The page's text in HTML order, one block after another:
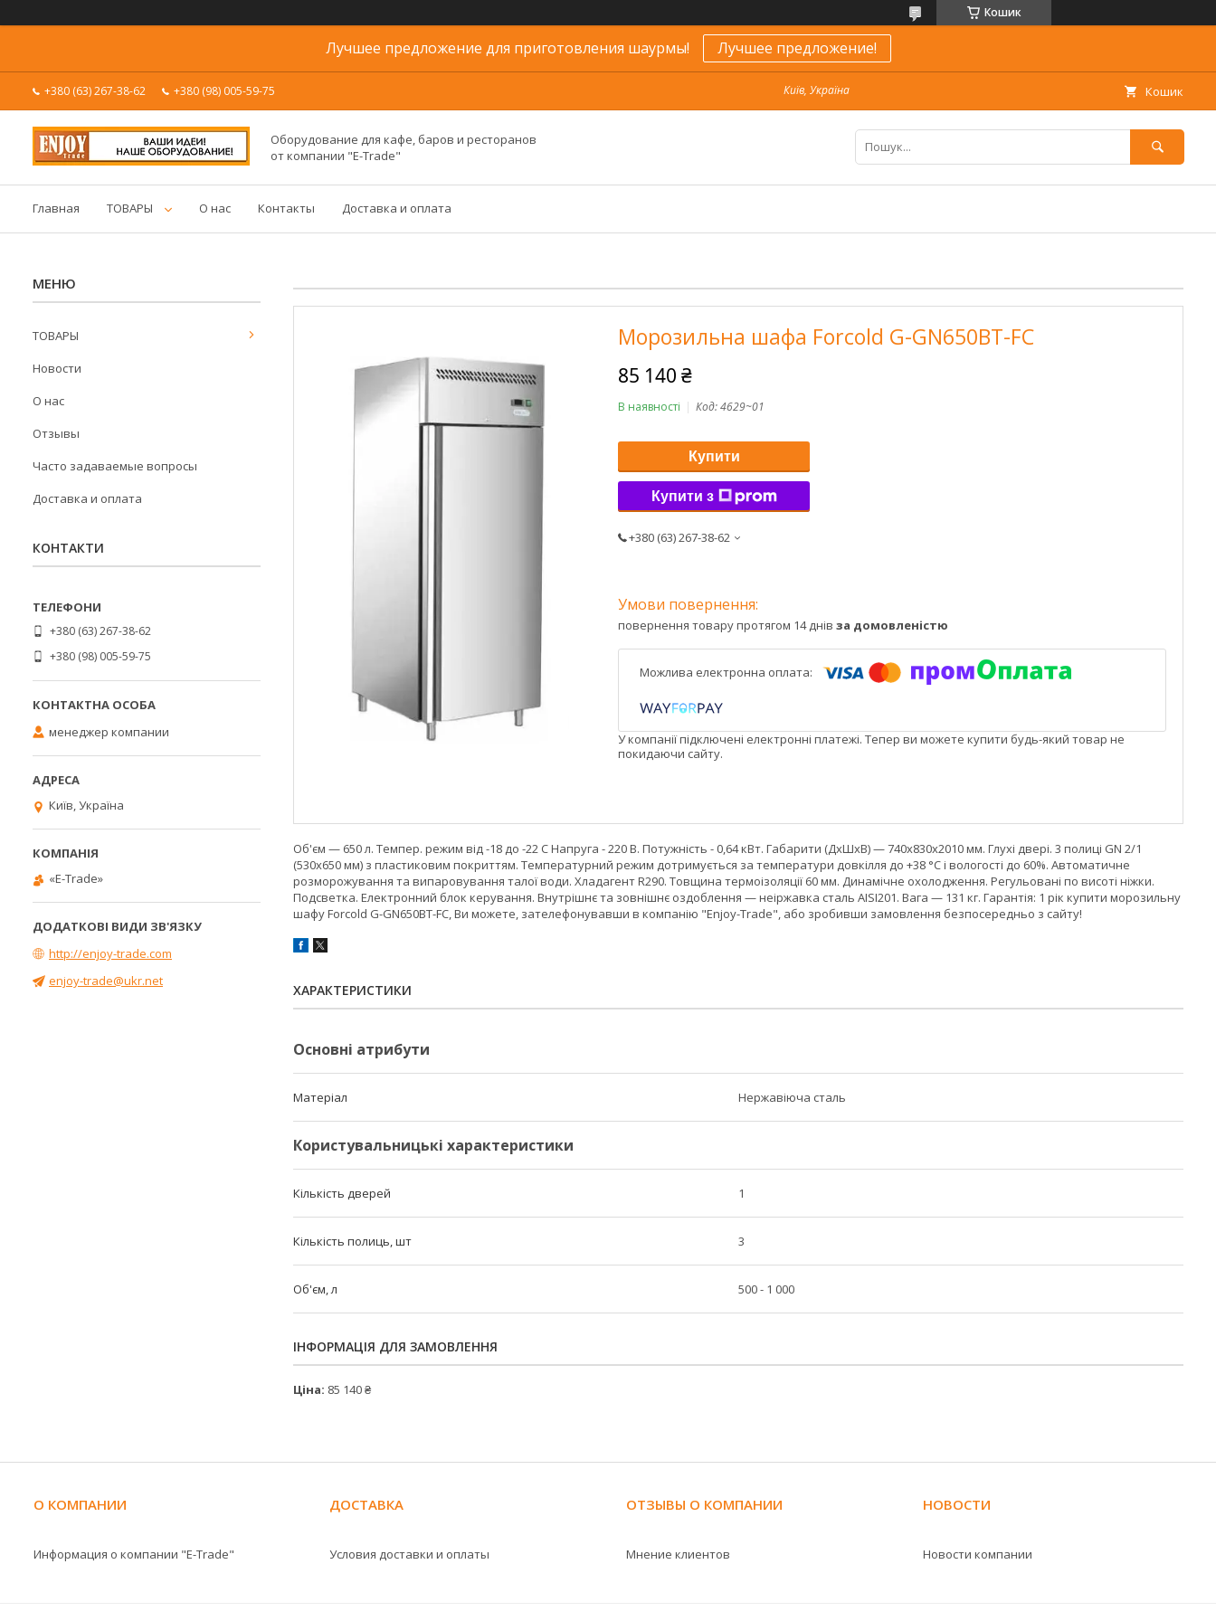
Кошик
Лучшее предложение для приготовления шаурмы! Лучшее предложение!
+380 (63) 267-38-62 +380 (98) 005-59-75 Київ, Україна Кошик
Оборудование для кафе, баров и ресторанов
от компании "E-Trade"
Главная ТОВАРЫ О нас Контакты Доставка и оплата
Морозильна шафа Forcold G-GN650BT-FC
85 140 ₴
В наявності Код:4629~01
Купити
Купити з
+380 (63) 267-38-62
повернення товару протягом 14 днів за домовленістю
У компанії підключені електронні платежі. Тепер ви можете купити будь-який товар не
покидаючи сайту.
Об'єм — 650 л. Темпер. режим від -18 до -22 C Напруга - 220 В. Потужність - 0,64 кВт. Габарити (ДхШхВ) — 740x830x2010 мм. Глухі двері. 3 полиці GN 2/1
(530х650 мм) з пластиковим покриттям. Температурний режим дотримується за температури довкілля до +38 °C і вологості до 60%. Автоматичне
розморожування та випаровування талої води. Хладагент R290. Товщина термоізоляції 60 мм. Динамічне охолодження. Регульовані по висоті ніжки.
Подсветка. Електронний блок керування. Внутрішнє та зовнішнє оздоблення — неіржавка сталь AISI201. Вага — 131 кг. Гарантія: 1 рік купити морозильну
шафу Forcold G-GN650BT-FC, Ви можете, зателефонувавши в компанію "Enjoy-Trade", або зробивши замовлення безпосередньо з сайту!
ХАРАКТЕРИСТИКИ
Основні атрибути
Матеріал Нержавіюча сталь
Користувальницькі характеристики
Кількість дверей 1
Кількість полиць, шт 3
Об'єм, л 500 - 1 000
ІНФОРМАЦІЯ ДЛЯ ЗАМОВЛЕННЯ
Ціна: 85 140 ₴
ТОВАРЫ
Новости
О нас
Отзывы
Часто задаваемые вопросы
Доставка и оплата
КОНТАКТИ
+380 (63) 267-38-62
+380 (98) 005-59-75
менеджер компании
Київ, Україна
«E-Trade»
http://enjoy-trade.com
enjoy-trade@ukr.net
О КОМПАНИИ
Информация о компании "E-Trade"
ДОСТАВКА
Условия доставки и оплаты
ОТЗЫВЫ О КОМПАНИИ
Мнение клиентов
НОВОСТИ
Новости компании